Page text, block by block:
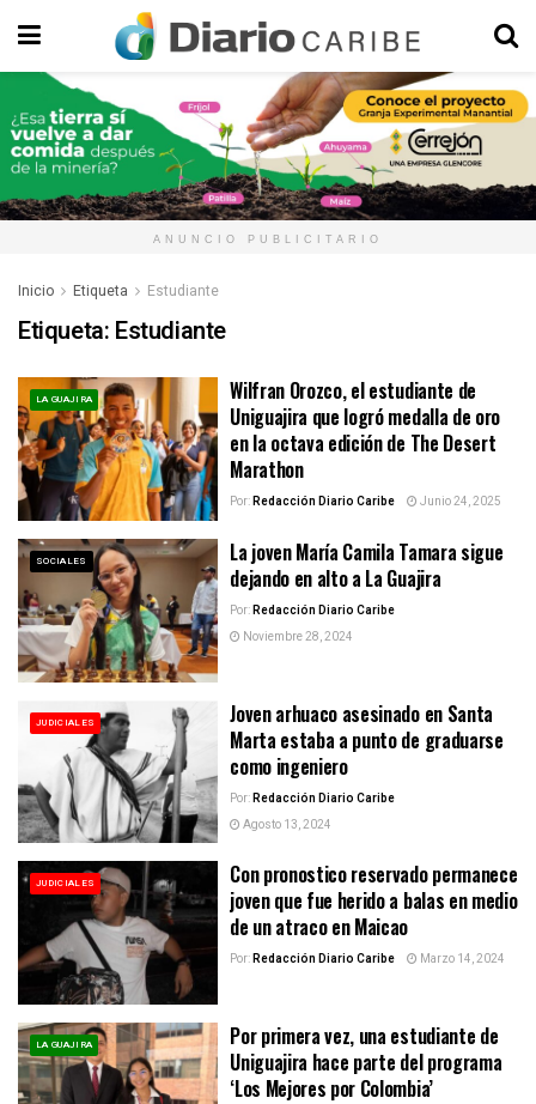
ANUNCIO PUBLICITARIO
Inicio Etiqueta Estudiante
Etiqueta: Estudiante
LA GUAJIRA
Wilfran Orozco, el estudiante de
Uniguajira que logró medalla de oro
en la octava edición de The Desert
Marathon
Por:Redacción Diario Caribe Junio 24, 2025
SOCIALES
La joven María Camila Tamara sigue
dejando en alto a La Guajira
Por:Redacción Diario Caribe
Noviembre 28, 2024
JUDICIALES
Joven arhuaco asesinado en Santa
Marta estaba a punto de graduarse
como ingeniero
Por:Redacción Diario Caribe
Agosto 13, 2024
JUDICIALES
Con pronostico reservado permanece
joven que fue herido a balas en medio
de un atraco en Maicao
Por:Redacción Diario Caribe Marzo 14, 2024
LA GUAJIRA
Por primera vez, una estudiante de
Uniguajira hace parte del programa
‘Los Mejores por Colombia’